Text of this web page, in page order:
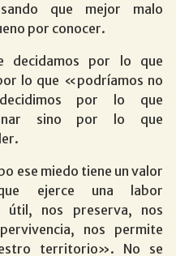
que mejor malo
por conocer.
decidamos por lo que
lo que «podríamos no
por lo que
sino por lo que
ese miedo tiene un valor
ejerce una labor
útil, nos preserva, nos
nos permite
territorio». No se